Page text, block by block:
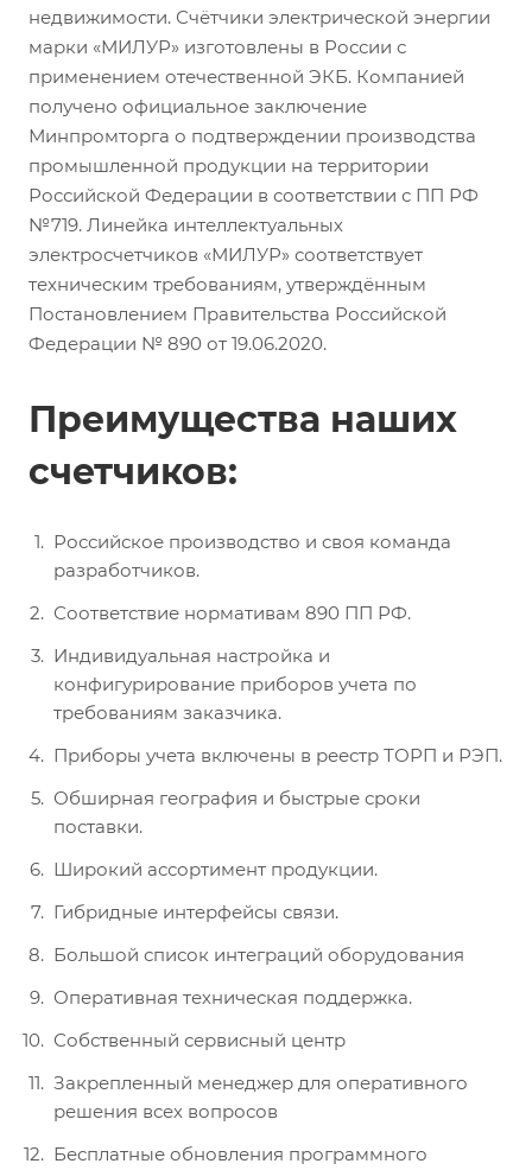
недвижимости. Счётчики электрической энергии
марки «МИЛУР» изготовлены в России с
применением отечественной ЭКБ. Компанией
получено официальное заключение
Минпромторга о подтверждении производства
промышленной продукции на территории
Российской Федерации в соответствии с ПП РФ
№719. Линейка интеллектуальных
электросчетчиков «МИЛУР» соответствует
техническим требованиям, утверждённым
Постановлением Правительства Российской
Федерации № 890 от 19.06.2020.
Преимущества наших
счетчиков:
Российское производство и своя команда
разработчиков.
Соответствие нормативам 890 ПП РФ.
Индивидуальная настройка и
конфигурирование приборов учета по
требованиям заказчика.
Приборы учета включены в реестр ТОРП и РЭП.
Обширная география и быстрые сроки
поставки.
Широкий ассортимент продукции.
Гибридные интерфейсы связи.
Большой список интеграций оборудования
Оперативная техническая поддержка.
Собственный сервисный центр
Закрепленный менеджер для оперативного
решения всех вопросов
Бесплатные обновления программного